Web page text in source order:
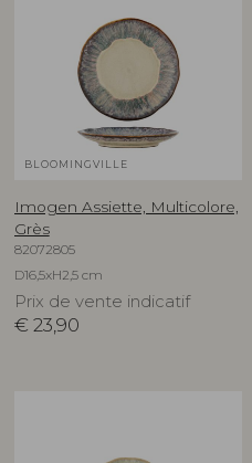
BLOOMINGVILLE
Imogen Assiette, Multicolore,
Grès
82072805
D16,5xH2,5 cm
Prix de vente indicatif
€ 23,90